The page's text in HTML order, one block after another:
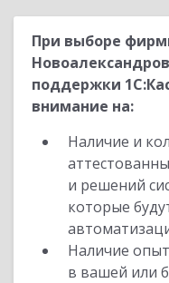
При выборе
поддержки
внимание на:
Наличие и
и решений
которые
Наличие
в вашей или